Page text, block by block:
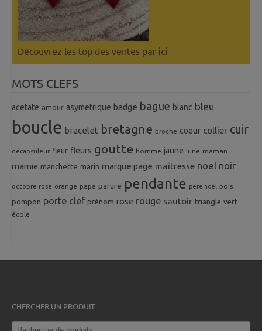
Découvrez les top des ventes par ici
MOTS CLEFS
acetate amour asymetrique badge bague blanc bleu
boucle bracelet bretagne broche coeur collier cuir
décapsuleur fleur fleurs goutte homme jaune lune maman
mamie manchette marin marque page maîtresse noel noir
octobre rose orange papa parure pendante pere noel pois
pompon porte clef prénom rose rouge sautoir triangle vert
école
CHERCHER UN PRODUIT…
Recherche